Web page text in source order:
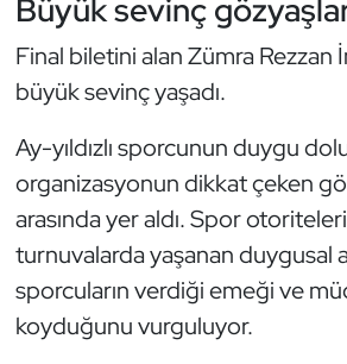
Büyük sevinç
Final biletini alan Zümra Rezzan
büyük sevinç yaşadı.
Ay-yıldızlı sporcunun duygu
organizasyonun dikkat çeken
arasında yer aldı. Spor
turnuvalarda yaşanan duygusal
sporcuların verdiği emeği ve
koyduğunu vurguluyor.
Kempo
Kick Boks
Masa Tenisi
Modern Pentatlon
Motor Sporları